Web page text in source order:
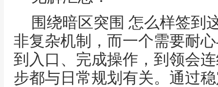
围绕暗区突围 怎么样签到
非复杂机制，而一个需要耐
到入口、完成操作，到领会
步都与日常规划有关。通过